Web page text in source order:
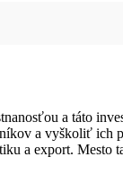
a táto
a vyškoliť ich
a export. Mesto